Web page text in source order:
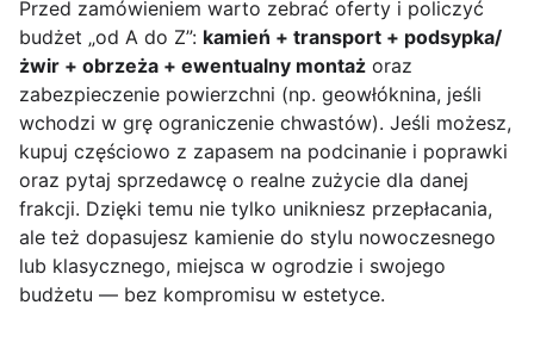
Przed zamówieniem warto zebrać oferty i policzyć
budżet „od A do Z”: kamień + transport + podsypka/
żwir + obrzeża + ewentualny montaż oraz
zabezpieczenie powierzchni (np. geowłóknina, jeśli
wchodzi w grę ograniczenie chwastów). Jeśli możesz,
kupuj częściowo z zapasem na podcinanie i poprawki
oraz pytaj sprzedawcę o realne zużycie dla danej
frakcji. Dzięki temu nie tylko unikniesz przepłacania,
ale też dopasujesz kamienie do stylu nowoczesnego
lub klasycznego, miejsca w ogrodzie i swojego
budżetu — bez kompromisu w estetyce.